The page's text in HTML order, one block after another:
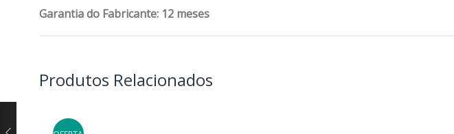
Garantia do Fabricante: 12 meses
Produtos Relacionados